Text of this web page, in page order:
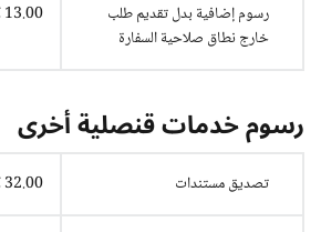
رسوم إضافية بدل تقديم طلب
خارج نطاق صلاحية السفارة
13.00 €
رسوم خدمات قنصلية أخرى
تصديق مستندات 32.00 €